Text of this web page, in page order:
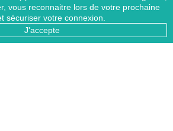
vous reconnaitre lors de votre prochaine
sécuriser votre connexion.
J'accepte